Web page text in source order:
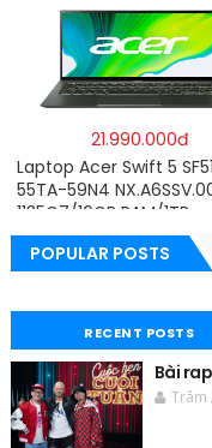
5500U/8GB RAM/256GB
SSD/15.6″FHD IPS/
4GB/Win10) – Hàng
hãng
21.990.000đ
Laptop Acer Swift 5
55TA-59N4
1135G7/16GB RAM/1TB
SSD/14″FHD_Touch/
nh) – Hàng chính hãng
POPULAR POSTS
RECENT POSTS
Bài
Trâm